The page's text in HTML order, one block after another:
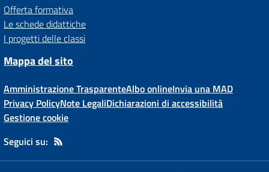
Offerta formativa
Le schede didattiche
I progetti delle classi
Mappa del sito
Amministrazione TrasparenteAlbo onlineInvia una MAD
Privacy PolicyNote LegaliDichiarazioni di accessibilità
Gestione cookie
Seguici su: